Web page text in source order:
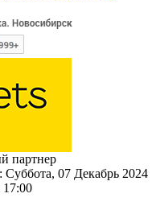
партнер
07 Декабрь 2024